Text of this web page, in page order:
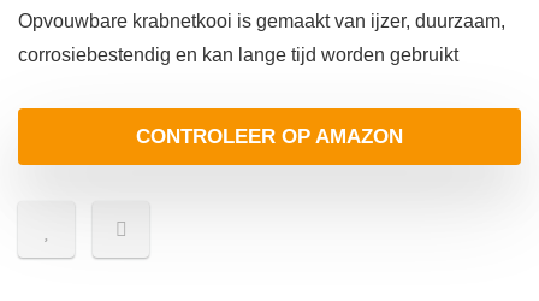
Opvouwbare krabnetkooi is gemaakt van ijzer, duurzaam,
corrosiebestendig en kan lange tijd worden gebruikt
CONTROLEER OP AMAZON